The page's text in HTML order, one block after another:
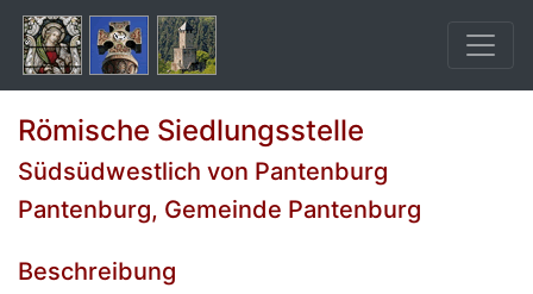
Römische Siedlungsstelle
Südsüdwestlich von Pantenburg
Pantenburg, Gemeinde Pantenburg
Beschreibung